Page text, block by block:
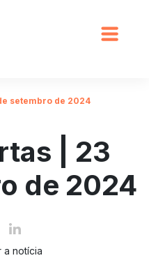
setembro de 2024
| 23
de 2024
a notícia